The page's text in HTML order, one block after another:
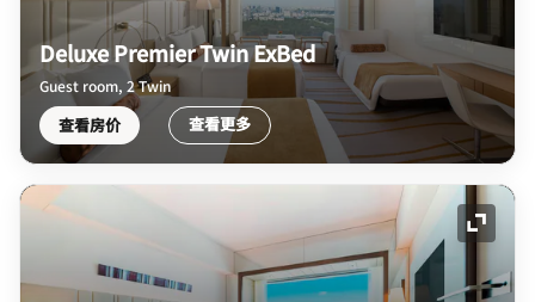
Deluxe Premier Twin ExBed
Guest room, 2 Twin
查看房价 查看更多
展开